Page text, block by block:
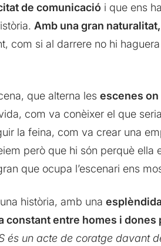
de comunicació i que ens
Amb una gran
com si al darrere no hi
que alterna les escenes
com va conèixer el que
la feina, com va crear una
però que hi són perquè
que ocupa l’escenari ens
història, amb una
constant entre homes i
és un acte de coratge davant